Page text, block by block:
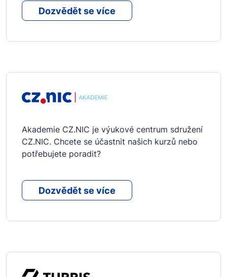
Dozvědět se více
Akademie CZ.NIC je výukové centrum sdružení
CZ.NIC. Chcete se účastnit našich kurzů nebo
potřebujete poradit?
Dozvědět se více